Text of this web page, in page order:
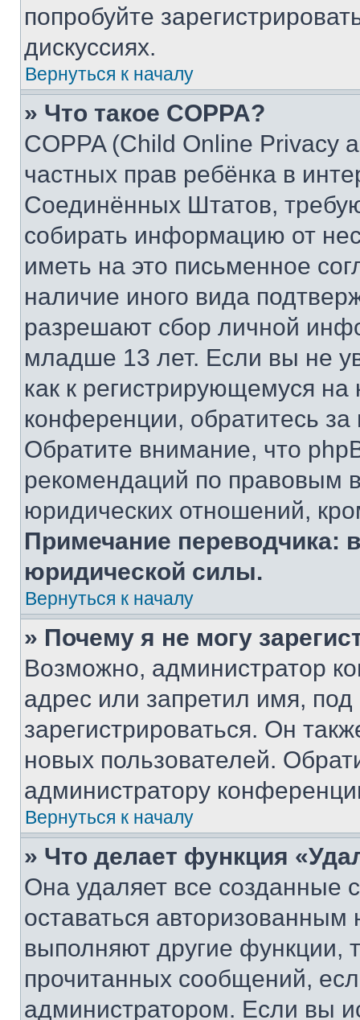
попробуйте
дискуссиях.
Вернуться к началу
» Что такое COPPA?
COPPA (Child Online Privacy
частных прав ребёнка в
Соединённых Штатов,
собирать информацию от
иметь на это письменное
наличие иного вида
разрешают сбор личной
младше 13 лет. Если вы не
как к регистрирующемуся
конференции, обратитесь
Обратите внимание, что
рекомендаций по правовым
юридических отношений,
Примечание переводчика:
юридической силы.
Вернуться к началу
» Почему я не могу
Возможно, администратор
адрес или запретил имя,
зарегистрироваться. Он
новых пользователей.
администратору
Вернуться к началу
» Что делает функция
Она удаляет все созданные
оставаться
выполняют другие функции,
прочитанных сообщений,
администратором. Если вы